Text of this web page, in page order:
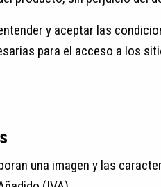
y aceptar las
para el acceso a los
una imagen y las